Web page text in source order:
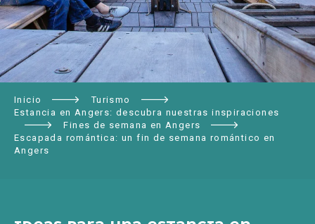
Inicio
Turismo
Estancia en Angers: descubra nuestras inspiraciones
Fines de semana en Angers
Escapada romántica: un fin de semana romántico en
Angers